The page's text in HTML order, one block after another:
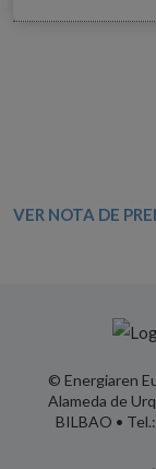
VER NOTA DE
© Energiaren
Alameda de
BILBAO •